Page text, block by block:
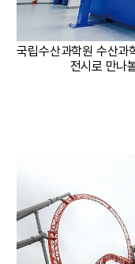
국립수산과학원 수산과
전시로 만나